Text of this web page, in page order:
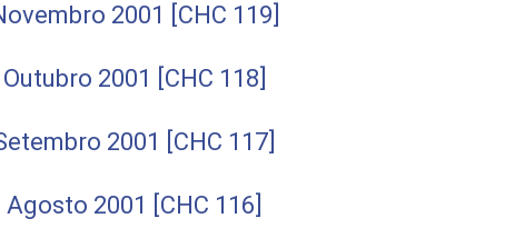
2001 [CHC 119]
Outubro 2001 [CHC 118]
2001 [CHC 117]
Agosto 2001 [CHC 116]